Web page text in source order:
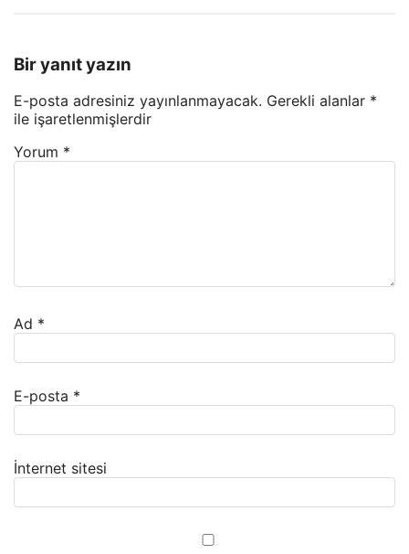
Bir yanıt yazın
E-posta adresiniz yayınlanmayacak. Gerekli alanlar *
ile işaretlenmişlerdir
Yorum *
Ad *
E-posta *
İnternet sitesi